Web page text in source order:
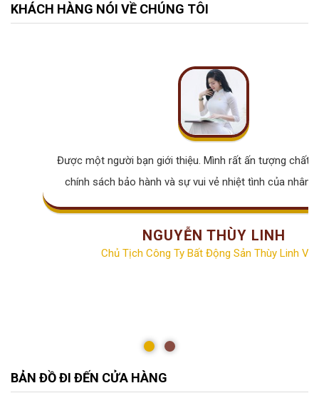
KHÁCH HÀNG NÓI VỀ CHÚNG TÔI
Được một người bạn giới thiệu. Mình rất ấn tượng chất
chính sách bảo hành và sự vui vẻ nhiệt tình của nhân
NGUYỄN THÙY LINH
Chủ Tịch Công Ty Bất Động Sản Thùy Linh
BẢN ĐỒ ĐI ĐẾN CỬA HÀNG